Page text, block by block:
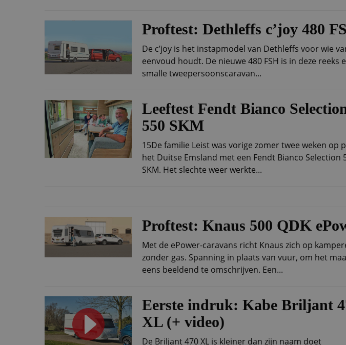
Proftest: Dethleffs c’joy 480
De c’joy is het instapmodel van Dethleffs voor wie
eenvoud houdt. De nieuwe 480 FSH is in deze reeks
smalle tweepersoonscaravan...
Leeftest Fendt Bianco
550 SKM
15De familie Leist was vorige zomer twee weken op
het Duitse Emsland met een Fendt Bianco Selection
SKM. Het slechte weer werkte...
Proftest: Knaus 500 QDK
Met de ePower-caravans richt Knaus zich op
zonder gas. Spanning in plaats van vuur, om het
eens beeldend te omschrijven. Een...
Eerste indruk: Kabe Briljant
XL (+ video)
De Briljant 470 XL is kleiner dan zijn naam doet